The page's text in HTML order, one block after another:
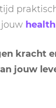
kracht
jouw